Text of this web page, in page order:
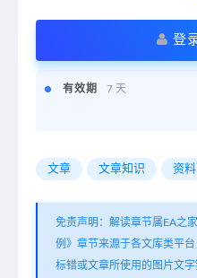
登
有效期 7 天
文章 文章知识 资
免责声明：解读章节属EA之
例》章节来源于各文库类平
标错或文章所使用的图片文